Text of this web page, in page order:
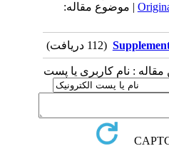
| موضوع مقاله:
(112 دریافت)
: نام کاربری یا پست